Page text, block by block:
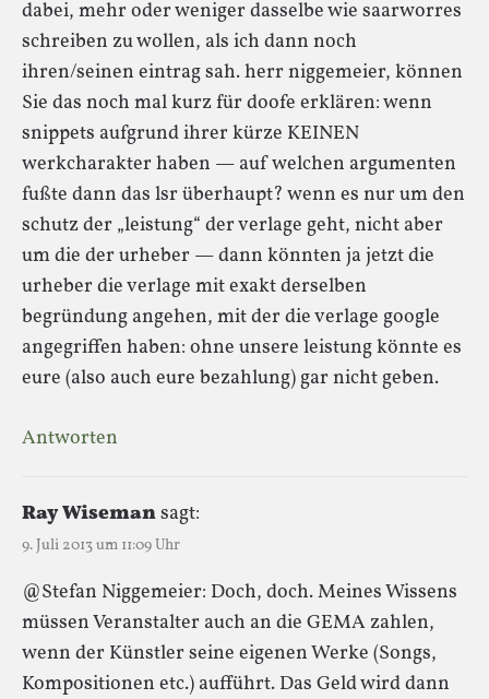
dabei, mehr oder weniger dasselbe wie saarworres
schreiben zu wollen, als ich dann noch
ihren/seinen eintrag sah. herr niggemeier, können
Sie das noch mal kurz für doofe erklären: wenn
snippets aufgrund ihrer kürze KEINEN
werkcharakter haben — auf welchen argumenten
fußte dann das lsr überhaupt? wenn es nur um den
schutz der „leistung“ der verlage geht, nicht aber
um die der urheber — dann könnten ja jetzt die
urheber die verlage mit exakt derselben
begründung angehen, mit der die verlage google
angegriffen haben: ohne unsere leistung könnte es
eure (also auch eure bezahlung) gar nicht geben.
Antworten
Ray Wisemansagt:
9. Juli 2013 um 11:09 Uhr
@Stefan Niggemeier: Doch, doch. Meines Wissens
müssen Veranstalter auch an die GEMA zahlen,
wenn der Künstler seine eigenen Werke (Songs,
Kompositionen etc.) aufführt. Das Geld wird dann